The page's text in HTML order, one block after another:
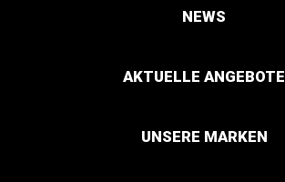
NEWS
AKTUELLE ANGEBOTE
UNSERE MARKEN